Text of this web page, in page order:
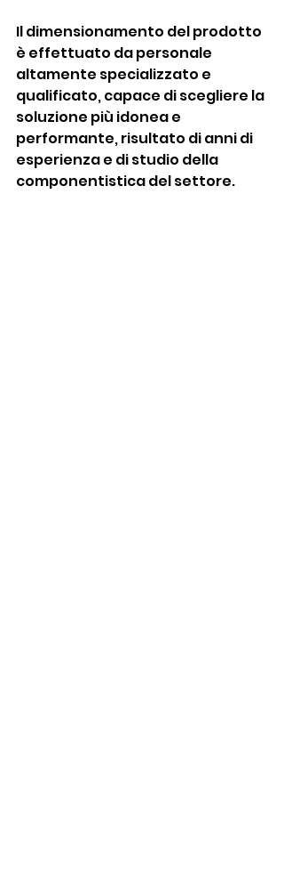
Il dimensionamento del prodotto
è effettuato da personale
altamente specializzato e
qualificato, capace di scegliere la
soluzione più idonea e
performante, risultato di anni di
esperienza e di studio della
componentistica del settore.